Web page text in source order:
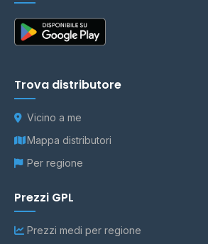
Trova distributore
Vicino a me
Mappa distributori
Per regione
Prezzi GPL
Prezzi medi per regione